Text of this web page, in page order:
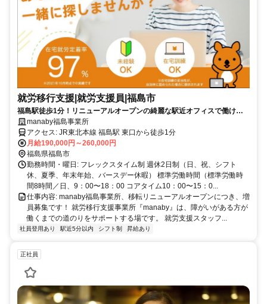
就労移行支援|就労支援員|福島市
福島駅徒歩1分！リニューアルオープンの綺麗な駅近オフィスで働け
る！manaby福島事業所
アクセス: JR東北本線 福島駅 東口から徒歩1分
月給190,000円～260,000円
福島県福島市
勤務時間・曜日: フレックスタイム制 週休2日制（日、祝、シフト
休、夏季、年末年始、バースデー休暇） 標準労働時間（標準労働時
間8時間／日、9：00〜18：00 コアタイム10：00〜15：0...
仕事内容: manaby福島事業所、移転リニューアルオープンにつき、増
員募集です！ 就労移行支援事業所『manaby』は、障がいがある方が
働くまでの道のりをサポートする場です。 就労支援スタッフ...
社員登用あり 駅近5分以内 シフト制 昇給あり
正社員